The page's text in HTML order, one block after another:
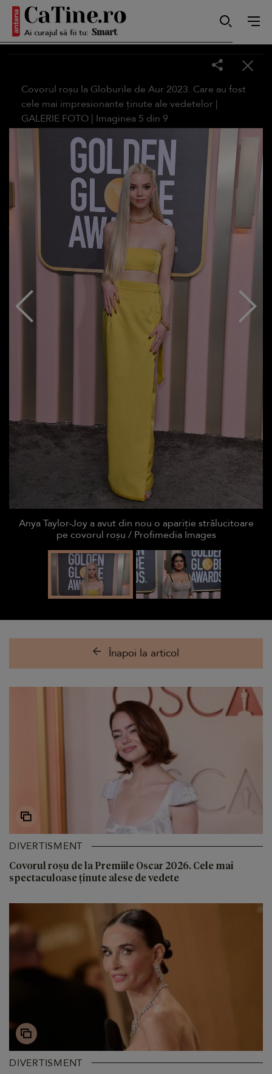
Ai curajul să fii tu:
Autentică
Sensibilă
Puternică
Covorul roșu la Globurile de Aur 2023. Care au fost
cele mai impresionante ținute ale vedetelor |
GALERIE FOTO | Imaginea 5 din 9
Anya Taylor-Joy a avut din nou o apariție strălucitoare
pe covorul roșu / Profimedia Images
Înapoi la articol
DIVERTISMENT
Covorul roșu de la Premiile Oscar 2026. Cele mai
spectaculoase ținute alese de vedete
DIVERTISMENT